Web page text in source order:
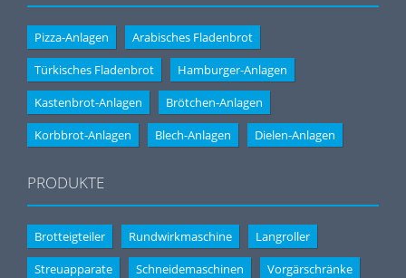
Pizza-Anlagen
Arabisches Fladenbrot
Türkisches Fladenbrot
Hamburger-Anlagen
Kastenbrot-Anlagen
Brötchen-Anlagen
Korbbrot-Anlagen
Blech-Anlagen Dielen-Anlagen
PRODUKTE
Brotteigteiler Rundwirkmaschine
Langroller
Streuapparate
Schneidemaschinen
Vorgärschränke